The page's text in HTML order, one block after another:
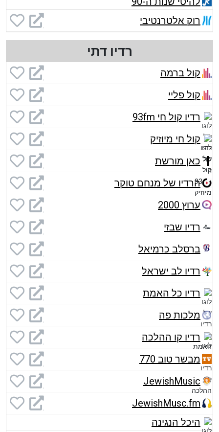
רוק אלטרנטיבי
רדיו דתי
קול ברמה
קול פליי
רדיו קול חי 93fm
קול חי מיוזיק
כאן מורשת
הרדיו של מנחם טוקר
ערוץ 2000
רדיו שבזי
ברסלב כרמיאל
רדיו לב ישראל
רדיו כל האמת
מלכות פה
רדיו קו ההלכה
מבשר טוב 770
JewishMusic
JewishMusc.fm
היכל הנגינה